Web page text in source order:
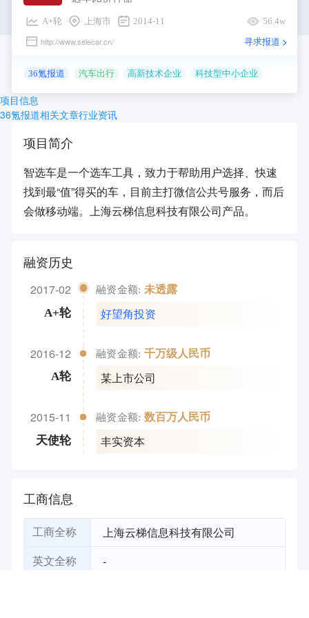
登录
A+轮 上海市 2014-11 56.4w
http://www.selecar.cn/ 寻求报道
36氪报道 汽车出行 高新技术企业 科技型中小企业
项目信息
36氪报道相关文章行业资讯
项目简介
智选车是一个选车工具，致力于帮助用户选择、快速
找到最“值”得买的车，目前主打微信公共号服务，而后
会做移动端。上海云梯信息科技有限公司产品。
融资历史
2017-02
A+轮
融资金额: 未透露
好望角投资
2016-12
A轮
融资金额: 千万级人民币
某上市公司
2015-11
天使轮
融资金额: 数百万人民币
丰实资本
工商信息
工商全称 上海云梯信息科技有限公司
英文全称 -